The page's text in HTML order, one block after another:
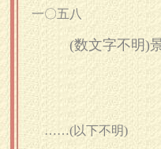
一〇五八
(数文字不明)
一九二
……(以下不明)